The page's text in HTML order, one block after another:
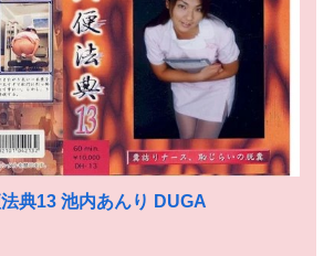
典13 池内あんり DUGA